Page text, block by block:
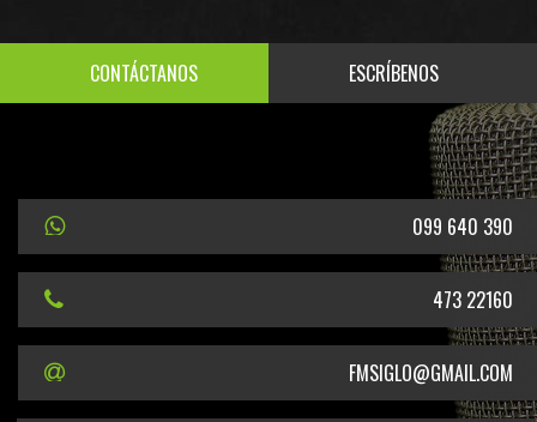
CONTÁCTANOS ESCRÍBENOS
099 640 390
473 22160
FMSIGLO@GMAIL.COM